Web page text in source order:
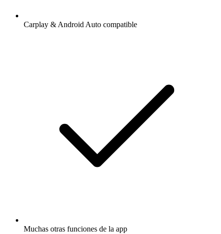
Carplay & Android Auto compatible
Muchas otras funciones de la app